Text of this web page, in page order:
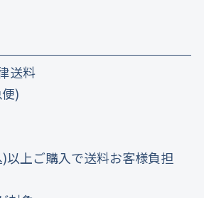
送料
)
上ご購入で送料お客様負担